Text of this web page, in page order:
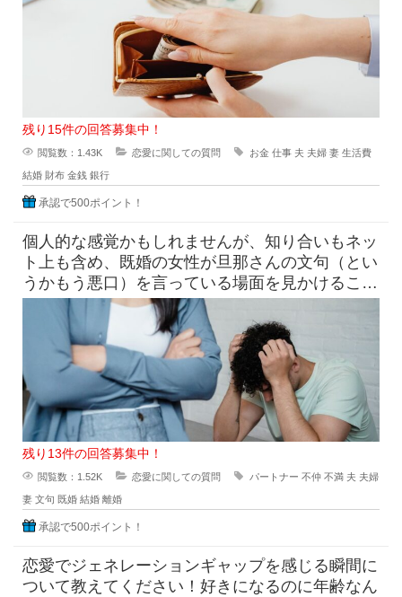
残り15件の回答募集中！
閲覧数：1.43K 恋愛に関しての質問 お金 仕事 夫 夫婦 妻 生活費
結婚 財布 金銭 銀行
承認で500ポイント！
個人的な感覚かもしれませんが、知り合いもネッ
ト上も含め、既婚の女性が旦那さんの文句（とい
うかもう悪口）を言っている場面を見かけること
が少なくないんですが、なぜそ
残り13件の回答募集中！
閲覧数：1.52K 恋愛に関しての質問 パートナー 不仲 不満 夫 夫婦
妻 文句 既婚 結婚 離婚
承認で500ポイント！
恋愛でジェネレーションギャップを感じる瞬間に
ついて教えてください！好きになるのに年齢なん